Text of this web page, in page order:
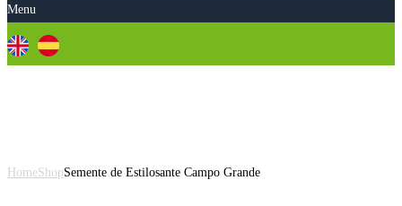
Menu
HomeShopSemente de Estilosante Campo Grande